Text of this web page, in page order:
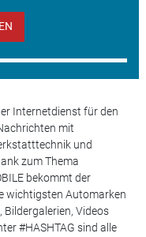
Internetdienst für den
mit
und
zum Thema
bekommt der
wichtigsten Automarken
Videos
#HASHTAG sind alle